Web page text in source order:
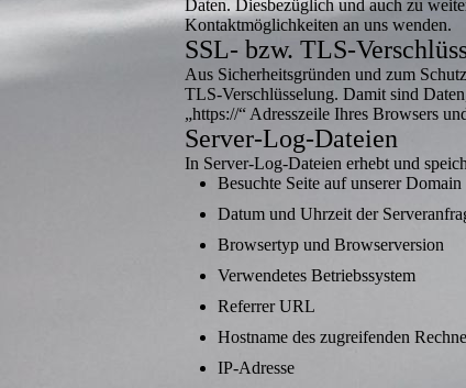
Daten. Diesbezüglich und auch zu
Kontaktmöglichkeiten an uns wenden.
SSL- bzw. TLS-
Aus Sicherheitsgründen und zum
TLS-Verschlüsselung. Damit sind
„https://“ Adresszeile Ihres Browsers
Server-Log-Dateien
In Server-Log-Dateien erhebt und
Besuchte Seite auf unserer Domain
Datum und Uhrzeit der
Browsertyp und Browserversion
Verwendetes Betriebssystem
Referrer URL
Hostname des zugreifenden
IP-Adresse